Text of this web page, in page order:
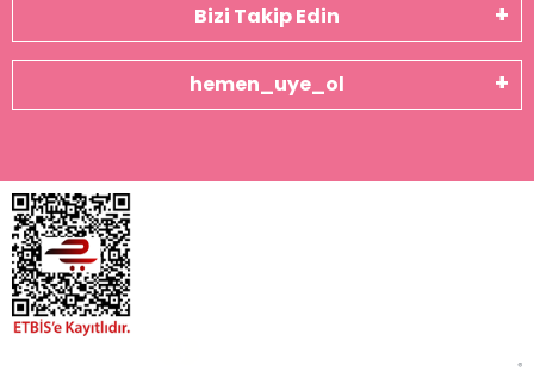
Bizi Takip Edin
hemen_uye_ol